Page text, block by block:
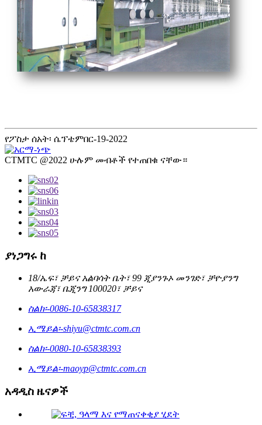
የፖስታ ሰአት፡ ሴፕቴምበር-19-2022
CTMTC @2022 ሁሉም መብቶች የተጠበቁ ናቸው።
ያነጋግሩ ከ
18/ኤፍ፣ ቻይና አልባሳት ቤት፣ 99 ጂያንጉኦ መንገድ፣ ቻዮያንግ
አውራጃ፣ ቤጂንግ 100020፣ ቻይና
ስልክ፡-0086-10-65838317
ኢሜይል፡-shiyu@ctmtc.com.cn
ስልክ፡-0080-10-65838393
ኢሜይል፡-maoyp@ctmtc.com.cn
አዳዲስ ዜናዎች